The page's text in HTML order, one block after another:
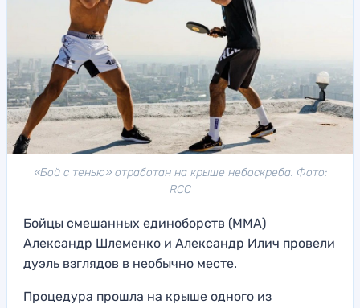
«Бой с тенью» отработан на крыше небоскреба. Фото:
RCC
Бойцы смешанных единоборств (ММА)
Александр Шлеменко и Александр Илич провели
дуэль взглядов в необычно месте.
Процедура прошла на крыше одного из